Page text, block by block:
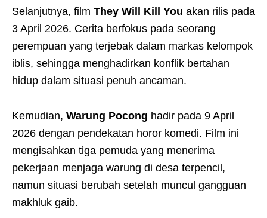
Selanjutnya, film They Will Kill You akan rilis pada
3 April 2026. Cerita berfokus pada seorang
perempuan yang terjebak dalam markas kelompok
iblis, sehingga menghadirkan konflik bertahan
hidup dalam situasi penuh ancaman.
Kemudian, Warung Pocong hadir pada 9 April
2026 dengan pendekatan horor komedi. Film ini
mengisahkan tiga pemuda yang menerima
pekerjaan menjaga warung di desa terpencil,
namun situasi berubah setelah muncul gangguan
makhluk gaib.